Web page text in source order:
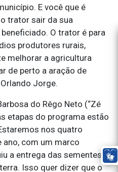
E você que é
trator sair da sua
O trator é para
produtores rurais,
melhorar a agricultura
de perto a aração de
Jorge.
do Rêgo Neto (“Zé
etapas do programa estão
nos quatro
ano, com um marco
a entrega das sementes
Isso quer dizer que o